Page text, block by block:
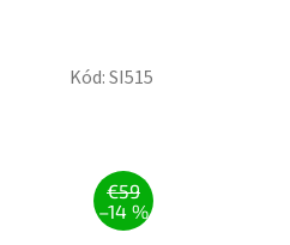
€59
–14 %
Kód:SI515